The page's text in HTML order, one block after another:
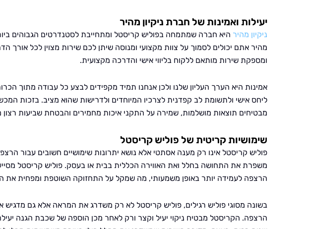
יעילות ואמינות של חברת ניקיון מהיר
ניקיון מהיר היא חברה שמתמחה בפוליש קריסטל ומתחייבת לסטנדרטים הגבוהים
מהיר אתם יכולים לסמוך על צוות מקצועי ומנוסה שיתן לכם שירות מצוין לכל
ומספקת שירות מותאם ללקוח בליווי אישי והדרכה מקצועית.
אמינות היא הערך העליון שלנו ולכן אנחנו תמיד מקפידים לבצע כל עבודה מתוך
ליחס אישי ולתשומת לב קפדנית לצרכיו המיוחדים ולדרישות שהוא מציב. בזכות
מבטיחים תוצאות מושלמות, שמירה על התקני איכות מחמירים והבטחת שביעות רצון
שימושיות קריטית של פוליש קריסטל
פוליש קריסטל אינו רק מענה אסתטי אלא נושא יתרונות שימושיים חשובים עבור
משפרת את התחושה בחלל ואת האווירה הכללית בבית או בעסק. פוליש קריסטל
הרצפה לעמידה יותר באופן משמעותי, מה שמקל על התחזוקה השוטפת ומפחית את
בשונה מסוגי פוליש רגילים, פוליש קריסטל לא רק משדרג את המראה אלא גם
הרצפה. הקריסטל מבטיח ניקוי יעיל וקצר ורק לאחר מכן הוספה של שכבת הגנה